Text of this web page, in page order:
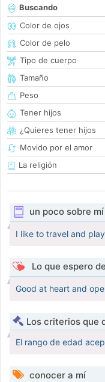
Buscando
Color de ojos
Color de pelo
Tipo de cuerpo
Tamaño
Peso
Tener hijos
¿Quieres tener hijos
Movido por el amor
La religión
un poco sobre mí
I like to travel and
Lo que espero
Good at heart and
Los criterios que
El rango de edad
conocer a mí